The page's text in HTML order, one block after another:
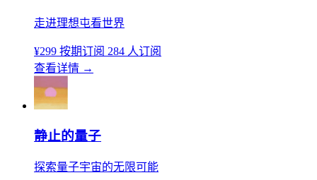
走进理想屯看世界
¥299 按期订阅 284 人订阅
查看详情 →
静止的量子
探索量子宇宙的无限可能